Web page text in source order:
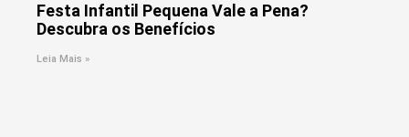
Festa Infantil Pequena Vale a Pena?
Descubra os Benefícios
Leia Mais »